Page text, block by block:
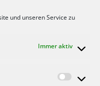
und unseren Service zu
Immer aktiv